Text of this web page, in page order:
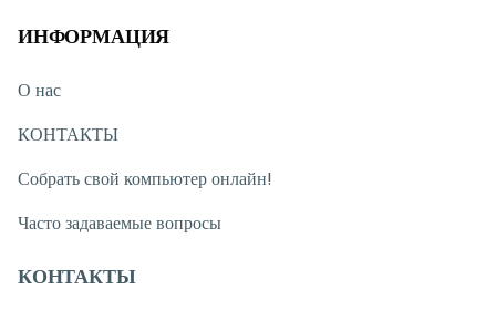
ИНФОРМАЦИЯ
О нас
КОНТАКТЫ
Собрать свой компьютер онлайн!
Часто задаваемые вопросы
КОНТАКТЫ